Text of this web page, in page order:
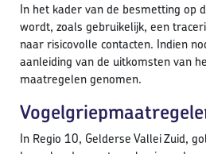
In het kader van de besmetting op
wordt, zoals gebruikelijk, een
naar risicovolle contacten. Indien
aanleiding van de uitkomsten van
maatregelen genomen.
In Regio 10, Gelderse Vallei Zuid,